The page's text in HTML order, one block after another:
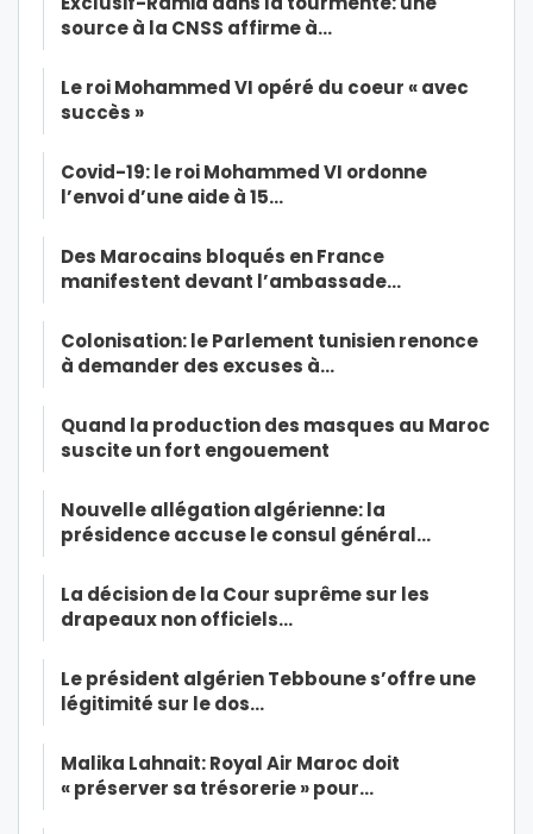
source à la CNSS affirme à…
Le roi Mohammed VI opéré du coeur « avec
succès »
Covid-19: le roi Mohammed VI ordonne
l’envoi d’une aide à 15…
Des Marocains bloqués en France
manifestent devant l’ambassade…
Colonisation: le Parlement tunisien renonce
à demander des excuses à…
Quand la production des masques au Maroc
suscite un fort engouement
Nouvelle allégation algérienne: la
présidence accuse le consul général…
La décision de la Cour suprême sur les
drapeaux non officiels…
Le président algérien Tebboune s’offre une
légitimité sur le dos…
Malika Lahnait: Royal Air Maroc doit
« préserver sa trésorerie » pour…